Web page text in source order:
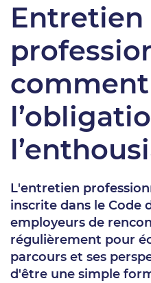
Entretien
L'entretien
inscrite dans le Code
employeurs de
régulièrement pour
parcours et ses
d'être une simple